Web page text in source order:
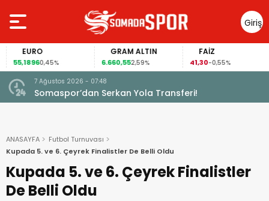
Giriş
Yap
EURO
55,18960,45%
GRAM ALTIN
6.660,552,59%
FAİZ
41,30-0,55%
7 Ağustos 2026 - 07:48
Somaspor’dan Serkan Yola Transferi!
ANASAYFA
Futbol Turnuvası
Kupada 5. ve 6. Çeyrek Finalistler De Belli Oldu
Kupada 5. ve 6. Çeyrek Finalistler
De Belli Oldu